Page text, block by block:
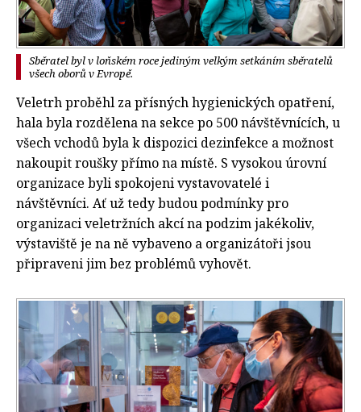
Sběratel byl v loňském roce jediným velkým setkáním sběratelů
všech oborů v Evropě.
Veletrh proběhl za přísných hygienických opatření,
hala byla rozdělena na sekce po 500 návštěvnících, u
všech vchodů byla k dispozici dezinfekce a možnost
nakoupit roušky přímo na místě. S vysokou úrovní
organizace byli spokojeni vystavovatelé i
návštěvníci. Ať už tedy budou podmínky pro
organizaci veletržních akcí na podzim jakékoliv,
výstaviště je na ně vybaveno a organizátoři jsou
připraveni jim bez problémů vyhovět.